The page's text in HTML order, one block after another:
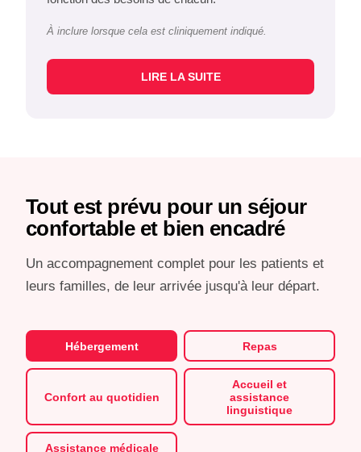
À inclure lorsque cela est cliniquement indiqué.
LIRE LA SUITE
Tout est prévu pour un séjour
confortable et bien encadré
Un accompagnement complet pour les patients et
leurs familles, de leur arrivée jusqu'à leur départ.
Hébergement Repas
Confort au quotidien
Accueil et
assistance
linguistique
Assistance médicale